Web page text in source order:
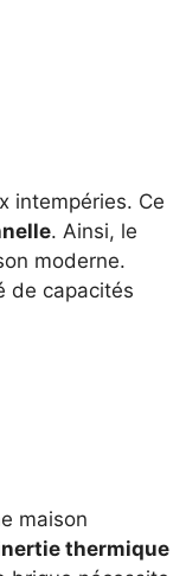
intempéries. Ce
. Ainsi, le
moderne.
de capacités
maison
thermique